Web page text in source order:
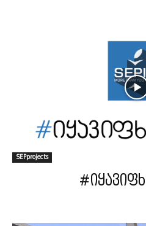
SEPprojects